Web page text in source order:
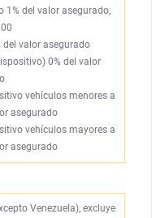
1% del valor asegurado,
del valor asegurado
0% del valor
vehículos menores a
asegurado
vehículos mayores a
asegurado
Venezuela), excluye